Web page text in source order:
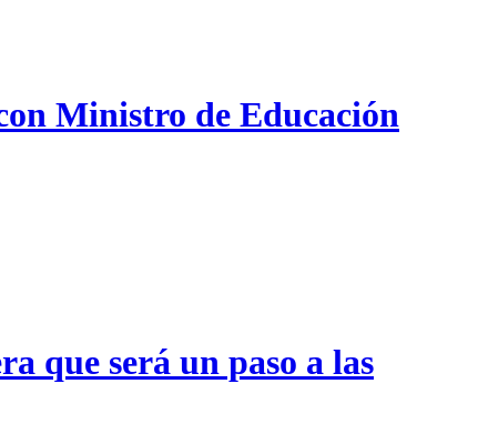
Ministro de Educación
que será un paso a las